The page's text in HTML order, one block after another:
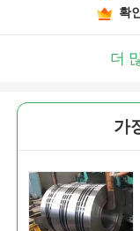
확
더
가